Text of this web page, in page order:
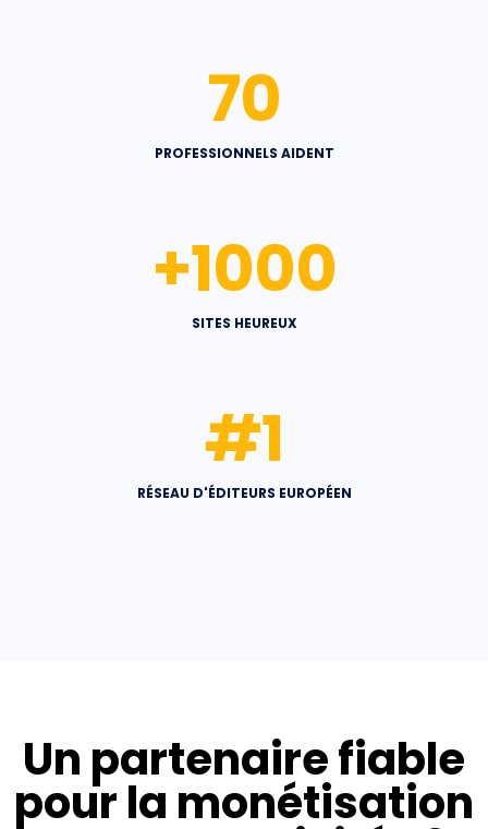
PROFESSIONNELS AIDENT
70
SITES HEUREUX
+1000
RÉSEAU D'ÉDITEURS EUROPÉEN
#1
Un partenaire fiable
pour la monétisation